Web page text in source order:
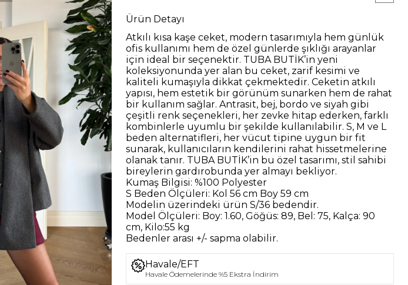
Ürün Detayı
Atkılı kısa kaşe ceket, modern tasarımıyla hem günlük
ofis kullanımı hem de özel günlerde şıklığı arayanlar
için ideal bir seçenektir. TUBA BUTİK’in yeni
koleksiyonunda yer alan bu ceket, zarif kesimi ve
kaliteli kumaşıyla dikkat çekmektedir. Ceketin atkılı
yapısı, hem estetik bir görünüm sunarken hem de rahat
bir kullanım sağlar. Antrasit, bej, bordo ve siyah gibi
çeşitli renk seçenekleri, her zevke hitap ederken, farklı
kombinlerle uyumlu bir şekilde kullanılabilir. S, M ve L
beden alternatifleri, her vücut tipine uygun bir fit
sunarak, kullanıcıların kendilerini rahat hissetmelerine
olanak tanır. TUBA BUTİK’in bu özel tasarımı, stil sahibi
bireylerin gardırobunda yer almayı bekliyor.
Kumaş Bilgisi:%100 Polyester
S Beden Ölçüleri: Kol 56 cm Boy 59 cm
Modelin üzerindeki ürünS/36 bedendir.
Model Ölçüleri: Boy: 1.60, Göğüs: 89, Bel: 75, Kalça: 90
cm, Kilo:55 kg
Bedenler arası +/- sapma olabilir.
Havale/EFT
Havale Ödemelerinde %5 Ekstra İndirim